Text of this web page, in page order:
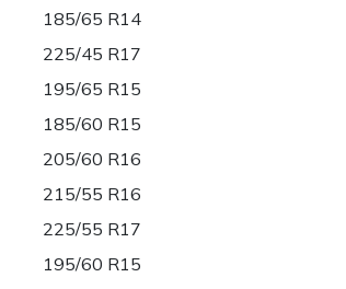
185/65 R14
225/45 R17
195/65 R15
185/60 R15
205/60 R16
215/55 R16
225/55 R17
195/60 R15